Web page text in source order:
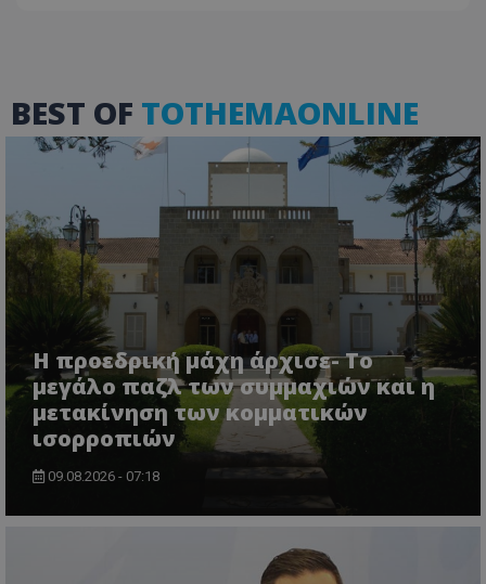
BEST OF TOTHEMAONLINE
Η προεδρική μάχη άρχισε- Το
μεγάλο παζλ των συμμαχιών και η
μετακίνηση των κομματικών
ισορροπιών
09.08.2026 - 07:18
VISITOR_PRIVACY_METADATA
.youtube.com